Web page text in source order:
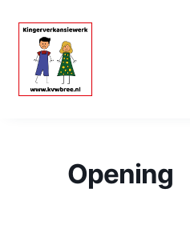
Opening